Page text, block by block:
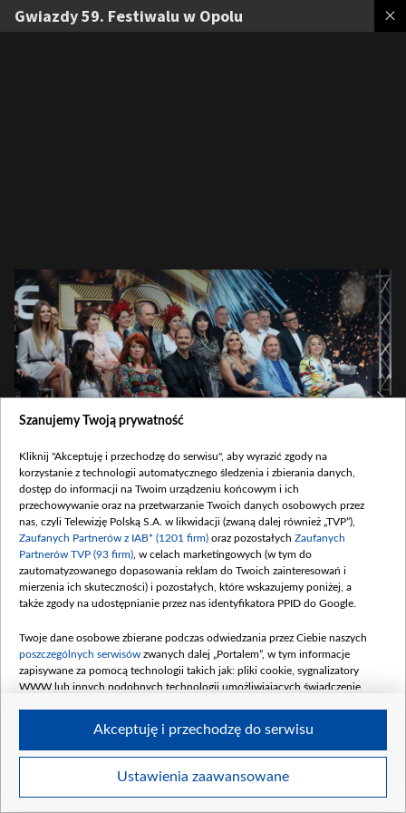
Gwiazdy 59. Festiwalu w Opolu
Od lewej: Maja Hyży, Danuta Błażejczyk, Sławomir Zapała, Magdalena Kajra
Kajrowicz, Marek Piekarczyk i Karolina Stanisławczyk podczas konferencji
prasowej i prezentacji gwiazd 59. Krajowego Festiwalu Piosenki Polskiej - Opole
2022, fot. PAP/Rafał Guz
1
Szczegóły
Szanujemy Twoją prywatność
Kliknij "Akceptuję i przechodzę do serwisu", aby wyrazić zgody na
korzystanie z technologii automatycznego śledzenia i zbierania danych,
dostęp do informacji na Twoim urządzeniu końcowym i ich
przechowywanie oraz na przetwarzanie Twoich danych osobowych przez
nas, czyli Telewizję Polską S.A. w likwidacji (zwaną dalej również „TVP”),
Zaufanych Partnerów z IAB* (1201 firm) oraz pozostałych Zaufanych
Partnerów TVP (93 firm) , w celach marketingowych (w tym do
zautomatyzowanego dopasowania reklam do Twoich zainteresowań i
mierzenia ich skuteczności) i pozostałych, które wskazujemy poniżej, a
także zgody na udostępnianie przez nas identyfikatora PPID do Google.
Twoje dane osobowe zbierane podczas odwiedzania przez Ciebie naszych
poszczególnych serwisów zwanych dalej „Portalem”, w tym informacje
zapisywane za pomocą technologii takich jak: pliki cookie, sygnalizatory
WWW lub innych podobnych technologii umożliwiających świadczenie
Twoje dane osobowe zbierane podczas odwiedzania przez Ciebie
Ustawienia zaawansowane
Akceptuję i przechodzę do serwisu